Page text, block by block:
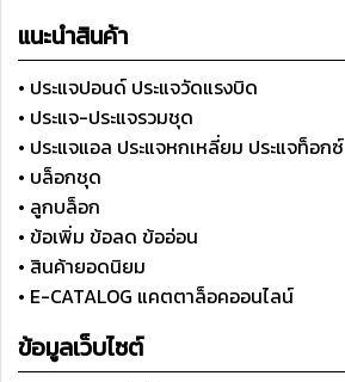
แนะนำสินค้า
• ประแจปอนด์ ประแจวัดแรงบิด
• ประแจ-ประแจรวมชุด
• ประแจแอล ประแจหกเหลี่ยม ประแจท็อกซ์
• บล็อกชุด
• ลูกบล็อก
• ข้อเพิ่ม ข้อลด ข้ออ่อน
• สินค้ายอดนิยม
• E-CATALOG แคตตาล็อคออนไลน์
ข้อมูลเว็บไซต์